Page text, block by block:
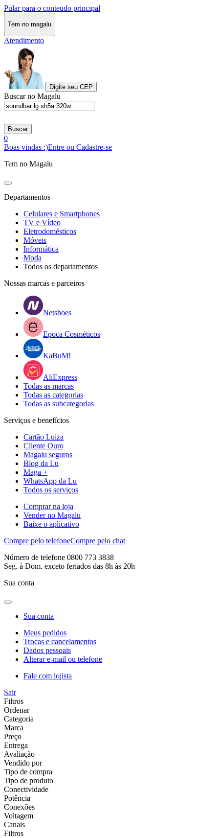
Pular para o conteudo principal
Tem no magalu
Atendimento
Digite seu CEP
Buscar no Magalu
Buscar
0
Boas vindas :)Entre ou Cadastre-se
Tem no Magalu
Departamentos
Celulares e Smartphones
TV e Vídeo
Eletrodomésticos
Móveis
Informática
Moda
Todos os departamentos
Nossas marcas e parceiros
Netshoes
Epoca Cosméticos
KaBuM!
AliExpress
Todas as marcas
Todas as categorias
Todas as subcategorias
Serviços e benefícios
Cartão Luiza
Cliente Ouro
Magalu seguros
Blog da Lu
Maga +
WhatsApp da Lu
Todos os serviços
Comprar na loja
Vender no Magalu
Baixe o aplicativo
Compre pelo telefoneCompre pelo chat
Número de telefone 0800 773 3838
Seg. à Dom. exceto feriados das 8h às 20h
Sua conta
Sua conta
Meus pedidos
Trocas e cancelamentos
Dados pessoais
Alterar e-mail ou telefone
Fale com lojista
Sair
Filtros
Ordenar
Categoria
Marca
Preço
Entrega
Avaliação
Vendido por
Tipo de compra
Tipo de produto
Conectividade
Potência
Conexões
Voltagem
Canais
Filtros